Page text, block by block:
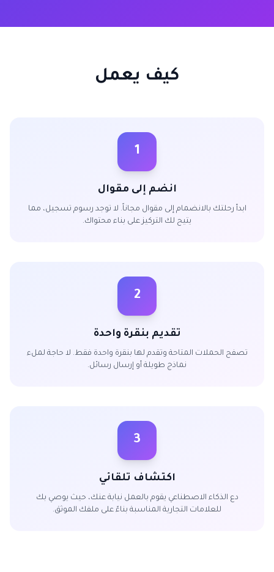
كيف يعمل
1
انضم إلى مقوال
ابدأ رحلتك بالانضمام إلى مقوال مجاناً. لا توجد رسوم تسجيل، مما
يتيح لك التركيز على بناء محتواك.
2
تقديم بنقرة واحدة
تصفح الحملات المتاحة وتقدم لها بنقرة واحدة فقط. لا حاجة لملء
نماذج طويلة أو إرسال رسائل.
3
اكتشاف تلقائي
دع الذكاء الاصطناعي يقوم بالعمل نيابة عنك، حيث يوصي بك
للعلامات التجارية المناسبة بناءً على ملفك الموثق.